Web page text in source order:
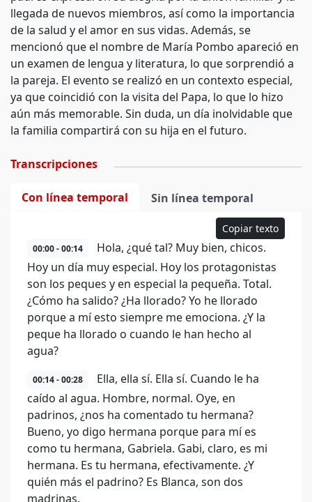
llegada de nuevos miembros, así como la importancia
de la salud y el amor en sus vidas. Además, se
mencionó que el nombre de María Pombo apareció en
un examen de lengua y literatura, lo que sorprendió a
la pareja. El evento se realizó en un contexto especial,
ya que coincidió con la visita del Papa, lo que lo hizo
aún más memorable. Sin duda, un día inolvidable que
la familia compartirá con su hija en el futuro.
Transcripciones
Con línea temporal Sin línea temporal
Copiar texto
00:00 - 00:14
Hola, ¿qué tal? Muy bien, chicos.
Hoy un día muy especial. Hoy los protagonistas
son los peques y en especial la pequeña. Total.
¿Cómo ha salido? ¿Ha llorado? Yo he llorado
porque a mí esto siempre me emociona. ¿Y la
peque ha llorado o cuando le han hecho al
agua?
00:14 - 00:28
Ella, ella sí. Ella sí. Cuando le ha
caído al agua. Hombre, normal. Oye, en
padrinos, ¿nos ha comentado tu hermana?
Bueno, yo digo hermana porque para mí es
como tu hermana, Gabriela. Gabi, claro, es mi
hermana. Es tu hermana, efectivamente. ¿Y
quién más el padrino? Es Blanca, son dos
madrinas.